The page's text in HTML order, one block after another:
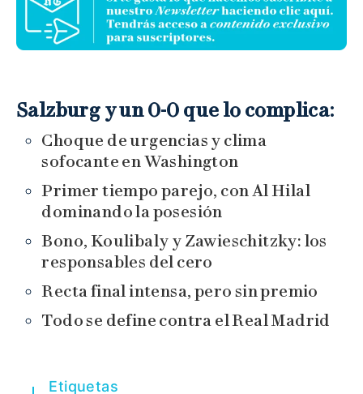
Salzburg y un 0-0 que lo complica:
Choque de urgencias y clima
sofocante en Washington
Primer tiempo parejo, con Al Hilal
dominando la posesión
Bono, Koulibaly y Zawieschitzky: los
responsables del cero
Recta final intensa, pero sin premio
Todo se define contra el Real Madrid
Etiquetas